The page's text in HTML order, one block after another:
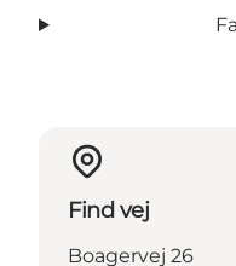
Find vej
Boagervej 26